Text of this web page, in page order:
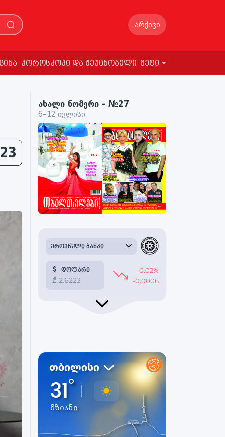
არქივი
ჰოროსკოპი და შეუცნობელი მეტი
ახალი ნომერი - №27
6–12 ივლისი